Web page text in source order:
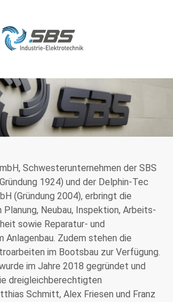
Schwesterunternehmen der SBS
1924) und der Delphin-Tec
(Gründung 2004), erbringt die
Neubau, Inspektion, Arbeits-
sowie Reparatur- und
Anlagenbau. Zudem stehen die
im Bootsbau zur Verfügung.
im Jahre 2018 gegründet und
dreigleichberechtigten
Schmitt, Alex Friesen und Franz